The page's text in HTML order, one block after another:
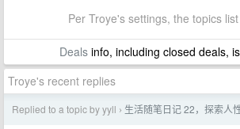
Per Troye's settings, the topics
Dealsinfo, including closed deals,
Troye's recent replies
Replied to a topic by yyll › 生活随笔日记 22，探索人